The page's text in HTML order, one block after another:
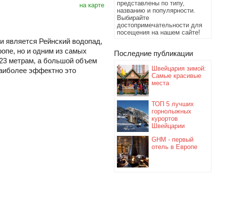
представлены по типу,
названию и популярности.
Выбирайте
достопримечательности для
посещения на нашем сайте!
Последние публикации
Швейцария зимой:
Самые красивые
места
ТОП 5 лучших
горнолыжных
курортов
Швейцарии
GHM - первый
отель в Европе
на карте
Рейнский водопад,
но и одним из самых
метрам, а большой объем
эффектно это